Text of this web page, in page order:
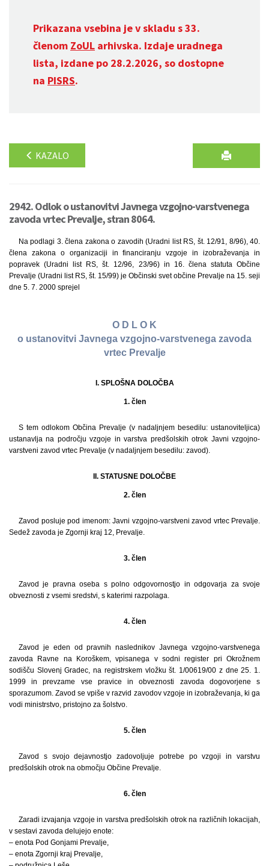
Prikazana vsebina je v skladu s 33.
členom ZoUL arhivska. Izdaje uradnega
lista, izdane po 28.2.2026, so dostopne
na PISRS.
KAZALO
2942. Odlok o ustanovitvi Javnega vzgojno-varstvenega
zavoda vrtec Prevalje, stran 8064.
Na podlagi 3. člena zakona o zavodih (Uradni list RS, št. 12/91, 8/96), 40.
člena zakona o organizaciji in financiranju vzgoje in izobraževanja in
popravek (Uradni list RS, št. 12/96, 23/96) in 16. člena statuta Občine
Prevalje (Uradni list RS, št. 15/99) je Občinski svet občine Prevalje na 15. seji
dne 5. 7. 2000 sprejel
O D L O K
o ustanovitvi Javnega vzgojno-varstvenega zavoda
vrtec Prevalje
I. SPLOŠNA DOLOČBA
1. člen
S tem odlokom Občina Prevalje (v nadaljnjem besedilu: ustanoviteljica)
ustanavlja na področju vzgoje in varstva predšolskih otrok Javni vzgojno-
varstveni zavod vrtec Prevalje (v nadaljnjem besedilu: zavod).
II. STATUSNE DOLOČBE
2. člen
Zavod posluje pod imenom: Javni vzgojno-varstveni zavod vrtec Prevalje.
Sedež zavoda je Zgornji kraj 12, Prevalje.
3. člen
Zavod je pravna oseba s polno odgovornostjo in odgovarja za svoje
obveznosti z vsemi sredstvi, s katerimi razpolaga.
4. člen
Zavod je eden od pravnih naslednikov Javnega vzgojno-varstvenega
zavoda Ravne na Koroškem, vpisanega v sodni register pri Okrožnem
sodišču Slovenj Gradec, na registrskem vložku št. 1/00619/00 z dne 25. 1.
1999 in prevzame vse pravice in obveznosti zavoda dogovorjene s
sporazumom. Zavod se vpiše v razvid zavodov vzgoje in izobraževanja, ki ga
vodi ministrstvo, pristojno za šolstvo.
5. člen
Zavod s svojo dejavnostjo zadovoljuje potrebe po vzgoji in varstvu
predšolskih otrok na območju Občine Prevalje.
6. člen
Zaradi izvajanja vzgoje in varstva predšolskih otrok na različnih lokacijah,
v sestavi zavoda delujejo enote:
– enota Pod Gonjami Prevalje,
– enota Zgornji kraj Prevalje,